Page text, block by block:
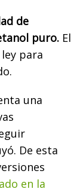
de
puro. El
para
una
De esta
en la